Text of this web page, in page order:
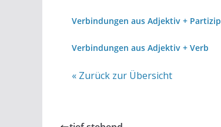
Verbindungen aus Adjektiv + Partizip
Verbindungen aus Adjektiv + Verb
« Zurück zur Übersicht